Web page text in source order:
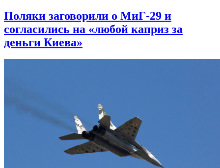
Поляки заговорили о МиГ-29 и
согласились на «любой каприз за
деньги Киева»